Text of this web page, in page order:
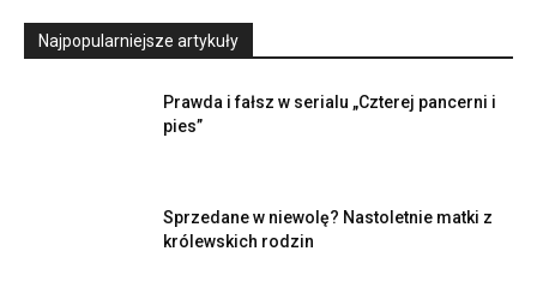
Najpopularniejsze artykuły
Prawda i fałsz w serialu „Czterej pancerni i
pies”
Sprzedane w niewolę? Nastoletnie matki z
królewskich rodzin